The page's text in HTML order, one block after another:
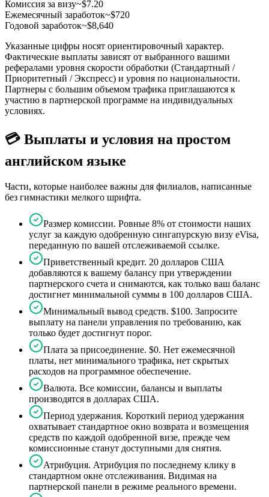
Комиссия за визу~$7.20
Ежемесячный заработок~$720
Годовой заработок~$8,640
Указанные цифры носят ориентировочный характер.
Фактические выплаты зависят от выбранного вашими
рефералами уровня скорости обработки (Стандартный /
Приоритетный / Экспресс) и уровня по национальности.
Партнеры с большим объемом трафика приглашаются к
участию в партнерской программе на индивидуальных
условиях.
💳 Выплаты и условия на простом
английском языке
Части, которые наиболее важны для филиалов, написанные
без гимнастики мелкого шрифта.
Размер комиссии. Ровные 8% от стоимости наших
услуг за каждую одобренную сингапурскую визу eVisa,
переданную по вашей отслеживаемой ссылке.
Приветственный кредит. 20 долларов США
добавляются к вашему балансу при утверждении
партнерского счета и снимаются, как только ваш баланс
достигнет минимальной суммы в 100 долларов США.
Минимальный вывод средств. $100. Запросите
выплату на панели управления по требованию, как
только будет достигнут порог.
Плата за присоединение. $0. Нет ежемесячной
платы, нет минимального трафика, нет скрытых
расходов на программное обеспечение.
Валюта. Все комиссии, балансы и выплаты
производятся в долларах США.
Период удержания. Короткий период удержания
охватывает стандартное окно возврата и возмещения
средств по каждой одобренной визе, прежде чем
комиссионные станут доступными для снятия.
Атрибуция. Атрибуция по последнему клику в
стандартном окне отслеживания. Видимая на
партнерской панели в режиме реального времени.